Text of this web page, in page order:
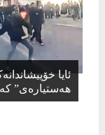
ئایا
هەستیارەی”